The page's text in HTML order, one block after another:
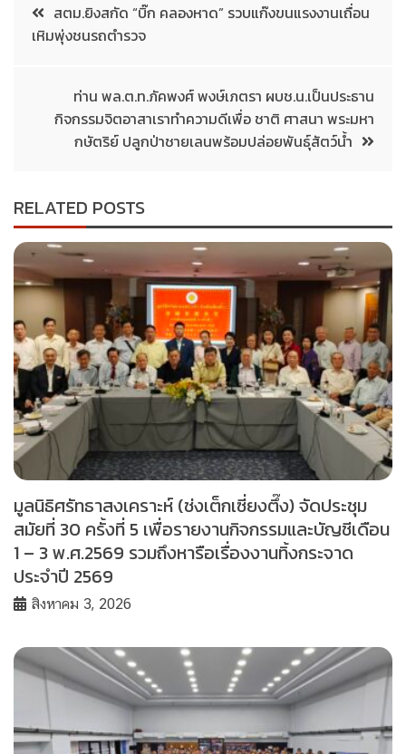
สตม.ยิงสกัด “บิ๊ก คลองหาด” รวบแก๊งขนแรงงานเถื่อน
เหิมพุ่งชนรถตำรวจ
ท่าน พล.ต.ท.ภัคพงศ์ พงษ์เภตรา ผบช.น.เป็นประธาน
กิจกรรมจิตอาสาเราทำความดีเพื่อ ชาติ ศาสนา พระมหา
กษัตริย์ ปลูกป่าชายเลนพร้อมปล่อยพันธุ์สัตว์น้ำ
RELATED POSTS
มูลนิธิศรัทธาสงเคราะห์ (ช่งเต็กเซี่ยงตึ๊ง) จัดประชุม
สมัยที่ 30 ครั้งที่ 5 เพื่อรายงานกิจกรรมและบัญชีเดือน
1 – 3 พ.ศ.2569 รวมถึงหารือเรื่องงานทิ้งกระจาด
ประจำปี 2569
สิงหาคม 3, 2026